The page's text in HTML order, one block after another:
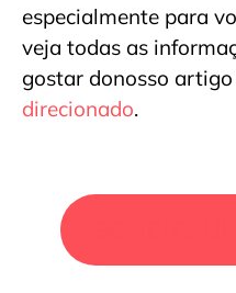
especialmente para
veja todas as
gostar donosso
direcionado.